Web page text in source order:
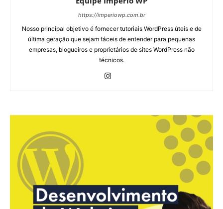
https://imperiowp.com.br
Nosso principal objetivo é fornecer tutoriais WordPress úteis e de
última geração que sejam fáceis de entender para pequenas
empresas, blogueiros e proprietários de sites WordPress não
técnicos.